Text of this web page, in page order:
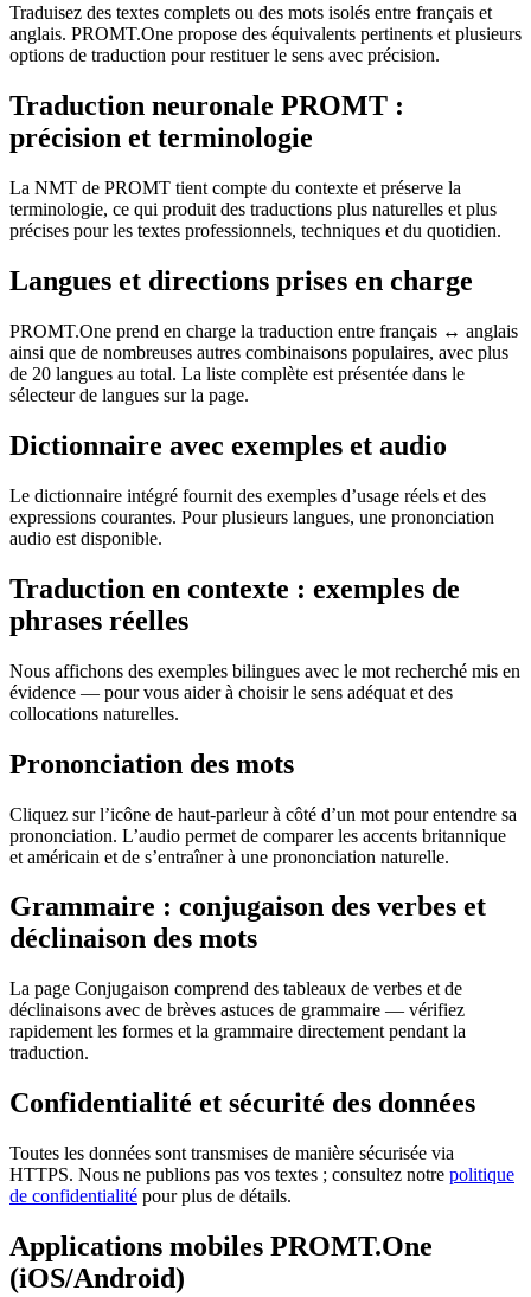
Traduisez des textes complets ou des mots isolés entre français et
anglais. PROMT.One propose des équivalents pertinents et plusieurs
options de traduction pour restituer le sens avec précision.
Traduction neuronale PROMT :
précision et terminologie
La NMT de PROMT tient compte du contexte et préserve la
terminologie, ce qui produit des traductions plus naturelles et plus
précises pour les textes professionnels, techniques et du quotidien.
Langues et directions prises en charge
PROMT.One prend en charge la traduction entre français ↔ anglais
ainsi que de nombreuses autres combinaisons populaires, avec plus
de 20 langues au total. La liste complète est présentée dans le
sélecteur de langues sur la page.
Dictionnaire avec exemples et audio
Le dictionnaire intégré fournit des exemples d’usage réels et des
expressions courantes. Pour plusieurs langues, une prononciation
audio est disponible.
Traduction en contexte : exemples de
phrases réelles
Nous affichons des exemples bilingues avec le mot recherché mis en
évidence — pour vous aider à choisir le sens adéquat et des
collocations naturelles.
Prononciation des mots
Cliquez sur l’icône de haut-parleur à côté d’un mot pour entendre sa
prononciation. L’audio permet de comparer les accents britannique
et américain et de s’entraîner à une prononciation naturelle.
Grammaire : conjugaison des verbes et
déclinaison des mots
La page Conjugaison comprend des tableaux de verbes et de
déclinaisons avec de brèves astuces de grammaire — vérifiez
rapidement les formes et la grammaire directement pendant la
traduction.
Confidentialité et sécurité des données
Toutes les données sont transmises de manière sécurisée via
HTTPS. Nous ne publions pas vos textes ; consultez notre politique
de confidentialité pour plus de détails.
Applications mobiles PROMT.One
(iOS/Android)